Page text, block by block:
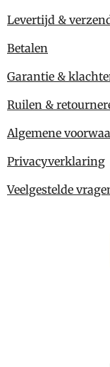
Levertijd &
Betalen
Garantie &
Ruilen &
Algemene
Privacyverklaring
Veelgestelde